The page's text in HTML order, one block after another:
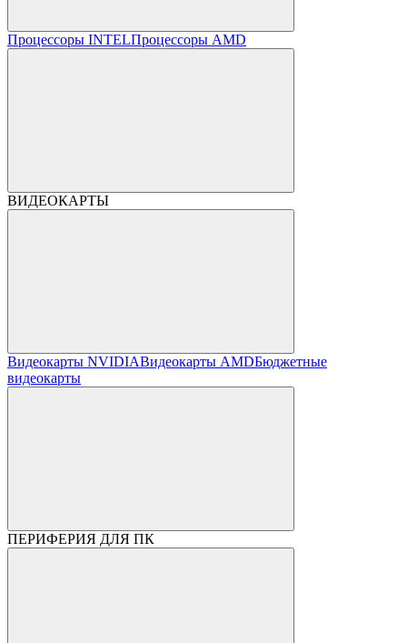
Процессоры INTELПроцессоры AMD
ВИДЕОКАРТЫ
Видеокарты NVIDIAВидеокарты AMDБюджетные
видеокарты
ПЕРИФЕРИЯ ДЛЯ ПК